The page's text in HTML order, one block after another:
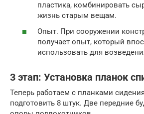
пластика, комбинировать
жизнь старым вещам.
Опыт. При сооружении
получает опыт, который
использовать для
3 этап: Установка планок
Теперь работаем с планками
подготовить 8 штук. Две передние